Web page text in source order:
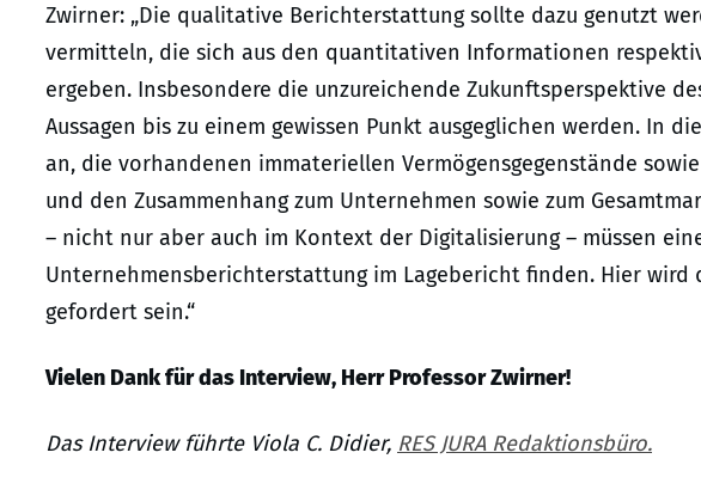
Zwirner: „Die qualitative Berichterstattung sollte dazu genutzt
vermitteln, die sich aus den quantitativen Informationen
ergeben. Insbesondere die unzureichende Zukunftsperspektive
Aussagen bis zu einem gewissen Punkt ausgeglichen werden. In
an, die vorhandenen immateriellen Vermögensgegenstände
und den Zusammenhang zum Unternehmen sowie zum
– nicht nur aber auch im Kontext der Digitalisierung – müssen
Unternehmensberichterstattung im Lagebericht finden. Hier
gefordert sein.“
Vielen Dank für das Interview, Herr Professor Zwirner!
Das Interview führte Viola C. Didier, RES JURA Redaktionsbüro.